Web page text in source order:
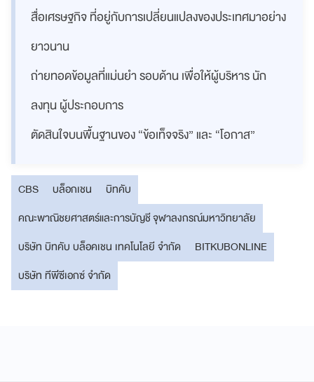
สื่อเศรษฐกิจ ที่อยู่กับการเปลี่ยนแปลงของประเทศมาอย่าง
ยาวนาน
ถ่ายทอดข้อมูลที่แม่นยำ รอบด้าน เพื่อให้ผู้บริหาร นัก
ลงทุน ผู้ประกอบการ
ตัดสินใจบนพื้นฐานของ “ข้อเท็จจริง” และ “โอกาส”
CBS บล็อกเชน
บิทคับ
คณะพาณิชยศาสตร์และการบัญชี จุฬาลงกรณ์มหาวิทยาลัย
บริษัท บิทคับ บล็อคเชน เทคโนโลยี จำกัด
BITKUBONLINE
บริษัท ทีพีซีเอกซ์ จำกัด